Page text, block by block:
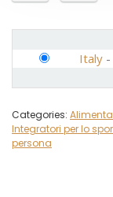
Italy -
Categories:
Integratori per lo
persona